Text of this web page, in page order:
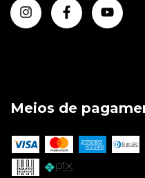
Meios de